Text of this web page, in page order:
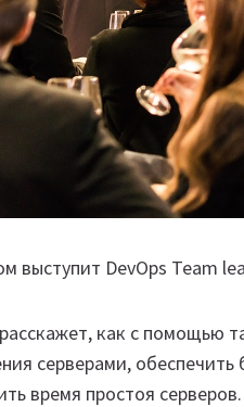
выступит DevOps Team
как с помощью
серверами,
время простоя серверов.